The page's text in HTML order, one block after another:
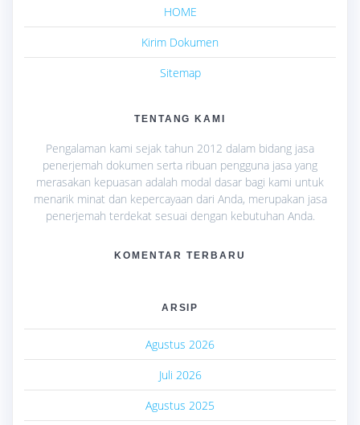
HOME
Kirim Dokumen
Sitemap
TENTANG KAMI
Pengalaman kami sejak tahun 2012 dalam bidang jasa
penerjemah dokumen serta ribuan pengguna jasa yang
merasakan kepuasan adalah modal dasar bagi kami untuk
menarik minat dan kepercayaan dari Anda, merupakan jasa
penerjemah terdekat sesuai dengan kebutuhan Anda.
KOMENTAR TERBARU
ARSIP
Agustus 2026
Juli 2026
Agustus 2025